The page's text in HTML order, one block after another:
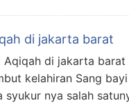
di jakarta barat
Aqiqah di jakarta
kelahiran Sang
syukur nya salah